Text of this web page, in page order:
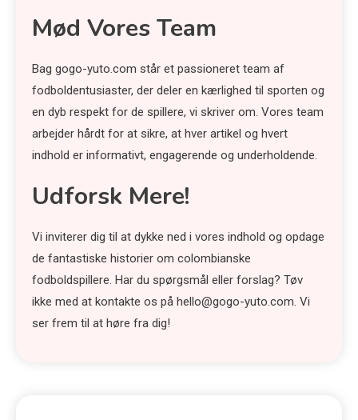
Mød Vores Team
Bag gogo-yuto.com står et passioneret team af
fodboldentusiaster, der deler en kærlighed til sporten og
en dyb respekt for de spillere, vi skriver om. Vores team
arbejder hårdt for at sikre, at hver artikel og hvert
indhold er informativt, engagerende og underholdende.
Udforsk Mere!
Vi inviterer dig til at dykke ned i vores indhold og opdage
de fantastiske historier om colombianske
fodboldspillere. Har du spørgsmål eller forslag? Tøv
ikke med at kontakte os påhello@gogo-yuto.com. Vi
ser frem til at høre fra dig!